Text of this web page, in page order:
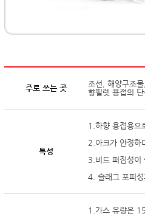
주로 쓰는 곳
조선, 해양구조
향필렛 용접의
특성
1.하향 용접용
2.아크가 안정하
3.비드 퍼짐성이
4. 슬래그 포피
1.가스 유량은